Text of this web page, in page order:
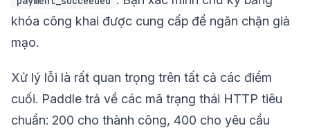
khóa công khai được cung cấp để ngăn chặn giả
mạo.
Xử lý lỗi là rất quan trọng trên tất cả các điểm
cuối. Paddle trả về các mã trạng thái HTTP tiêu
chuẩn: 200 cho thành công, 400 cho yêu cầu